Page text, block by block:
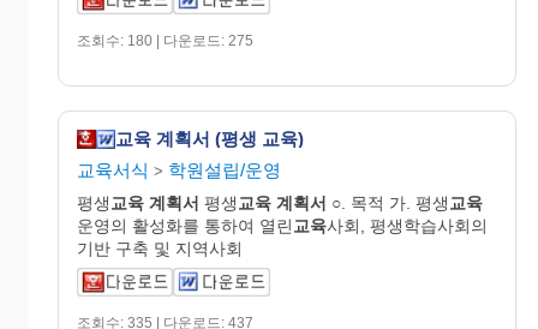
조회수: 180 | 다운로드: 275
교육 계획서 (평생 교육)
교육서식 > 학원설립/운영
평생 교육 계획서 평생 교육 계획서 ○. 목적 가. 평생 교육
운영의 활성화를 통하여 열린 교육사회, 평생학습사회의
기반 구축 및 지역사회
조회수: 335 | 다운로드: 437